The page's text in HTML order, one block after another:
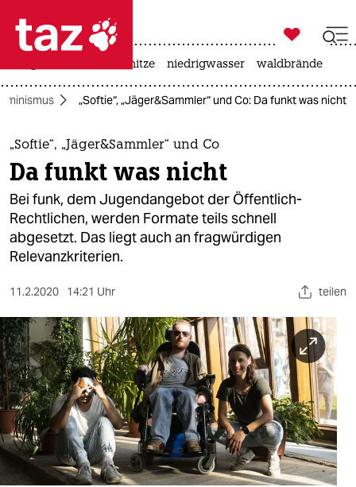
 taz zahl ich
taz zahl ich
themen
politik
öko
gesellschaft
kultur
sport
berlin
nord
wahrheit
verlag

taz zahl ich
hitze niedrigwasser waldbrände
„Softie“, „Jäger&Sammler“ und Co: Da funkt was nicht
„Softie“, „Jäger&Sammler“ und Co
Da funkt was nicht
Bei funk, dem Jugendangebot der Öffentlich-
Rechtlichen, werden Formate teils schnell
abgesetzt. Das liegt auch an fragwürdigen
Relevanzkriterien.
11.2.2020 14:21 Uhr teilen